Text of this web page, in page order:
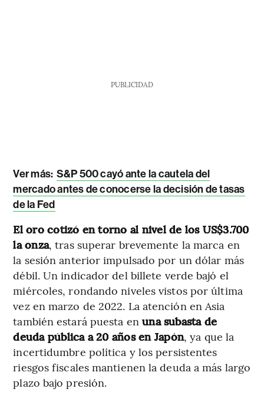
PUBLICIDAD
Ver más: S&P 500 cayó ante la cautela del
mercado antes de conocerse la decisión de tasas
de la Fed
El oro cotizó en torno al nivel de los US$3.700
la onza, tras superar brevemente la marca en
la sesión anterior impulsado por un dólar más
débil. Un indicador del billete verde bajó el
miércoles, rondando niveles vistos por última
vez en marzo de 2022. La atención en Asia
también estará puesta en una subasta de
deuda pública a 20 años en Japón, ya que la
incertidumbre política y los persistentes
riesgos fiscales mantienen la deuda a más largo
plazo bajo presión.